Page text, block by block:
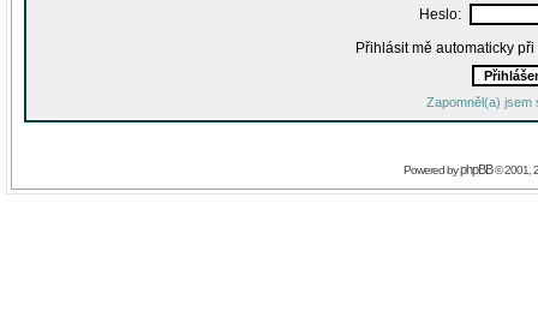
Heslo:
Přihlásit mě automaticky
Zapomněl(a) jsem
Powered byphpBB© 2001,